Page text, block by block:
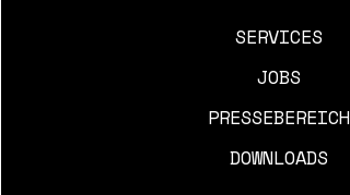
SERVICES
JOBS
PRESSEBEREICH
DOWNLOADS